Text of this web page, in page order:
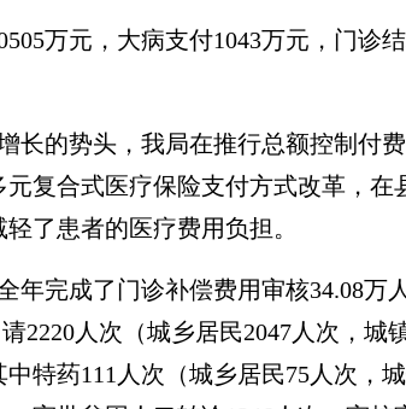
万元，大病支付1043万元，门诊
长的势头，我局在推行总额控制付
复合式医疗保险支付方式改革，在
了患者的医疗费用负担。
年完成了门诊补偿费用审核34.08万
2220人次 （城乡居民2047人次，城
特药111人次（城乡居民75人次，